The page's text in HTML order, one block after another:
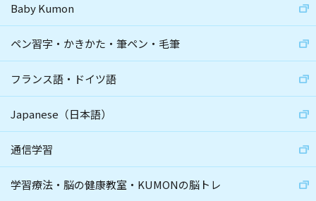
Baby Kumon
ペン習字・かきかた・筆ペン・毛筆
フランス語・ドイツ語
Japanese（日本語）
通信学習
学習療法・脳の健康教室・KUMONの脳トレ